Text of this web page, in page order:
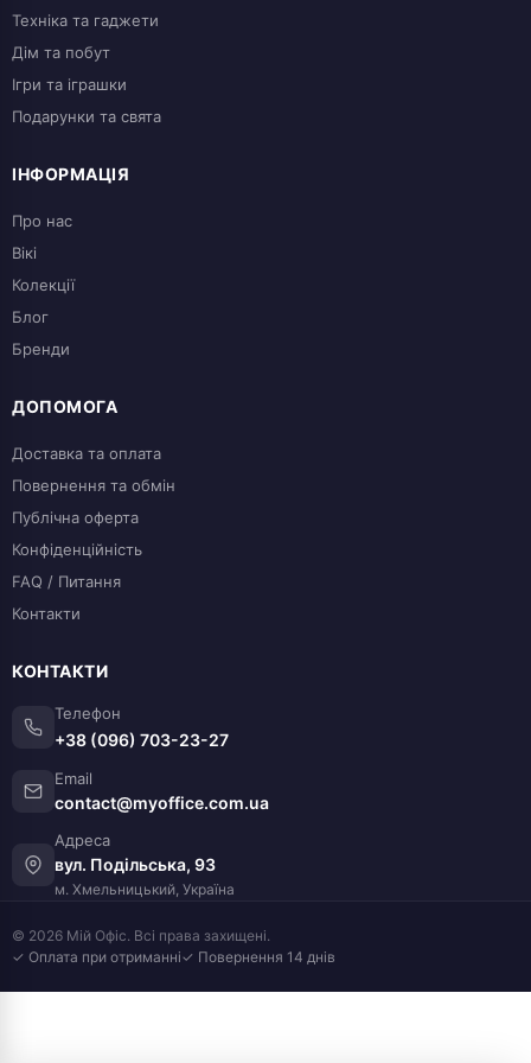
Техніка та гаджети
Дім та побут
Ігри та іграшки
Подарунки та свята
ІНФОРМАЦІЯ
Про нас
Вікі
Колекції
Блог
Бренди
ДОПОМОГА
Доставка та оплата
Повернення та обмін
Публічна оферта
Конфіденційність
FAQ / Питання
Контакти
КОНТАКТИ
Телефон
+38 (096) 703-23-27
Email
contact@myoffice.com.ua
Адреса
вул. Подільська, 93
м. Хмельницький, Україна
© 2026 Мій Офіс. Всі права захищені.
✓ Оплата при отриманні✓ Повернення 14 днів